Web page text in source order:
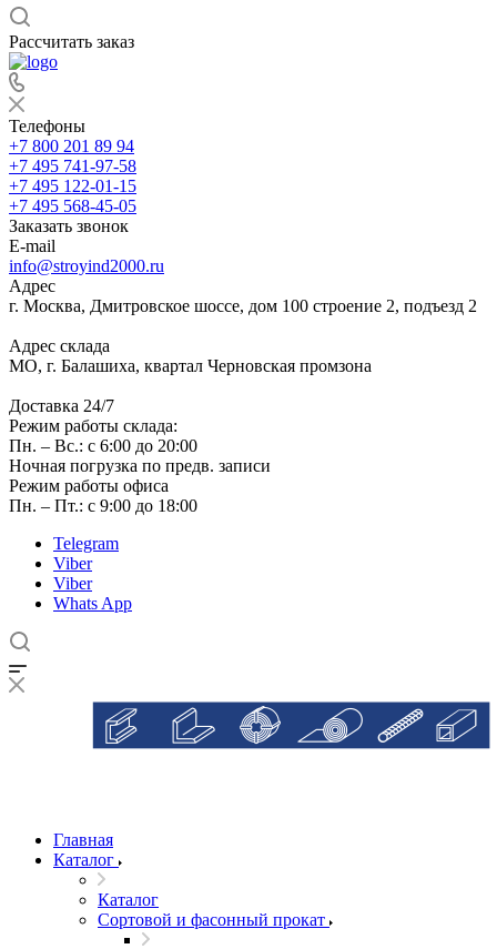
Рассчитать заказ
Телефоны
+7 800 201 89 94
+7 495 741-97-58
+7 495 122-01-15
+7 495 568-45-05
Заказать звонок
E-mail
info@stroyind2000.ru
Адрес
г. Москва, Дмитровское шоссе, дом 100 строение 2, подъезд 2
Адрес склада
МО, г. Балашиха, квартал Черновская промзона
Доставка 24/7
Режим работы склада:
Пн. – Вс.: с 6:00 до 20:00
Ночная погрузка по предв. записи
Режим работы офиса
Пн. – Пт.: с 9:00 до 18:00
Telegram
Viber
Viber
Whats App
Главная
Каталог
Каталог
Сортовой и фасонный прокат